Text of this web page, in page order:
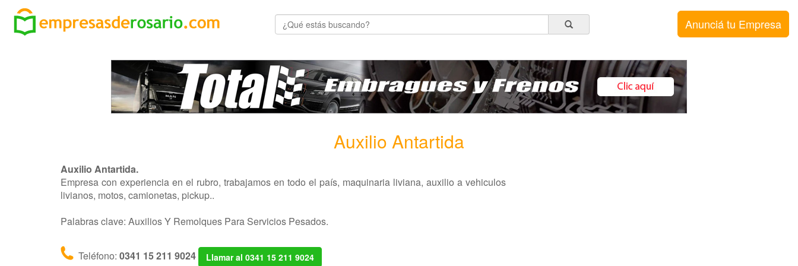
Anunciá tu Empresa
Auxilio Antartida
Auxilio Antartida.
Empresa con experiencia en el rubro, trabajamos en todo el país, maquinaria liviana, auxilio a vehiculos
livianos, motos, camionetas, pickup..
Palabras clave: Auxilios Y Remolques Para Servicios Pesados.
Teléfono: 0341 15 211 9024 Llamar al 0341 15 211 9024